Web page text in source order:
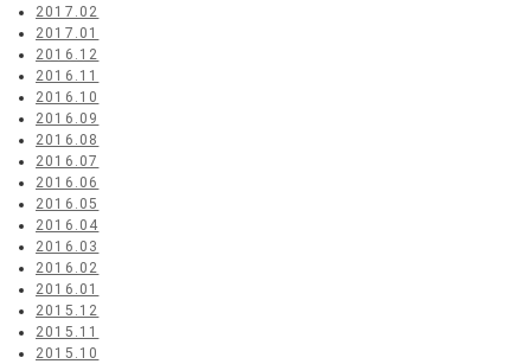
2017.02
2017.01
2016.12
2016.11
2016.10
2016.09
2016.08
2016.07
2016.06
2016.05
2016.04
2016.03
2016.02
2016.01
2015.12
2015.11
2015.10